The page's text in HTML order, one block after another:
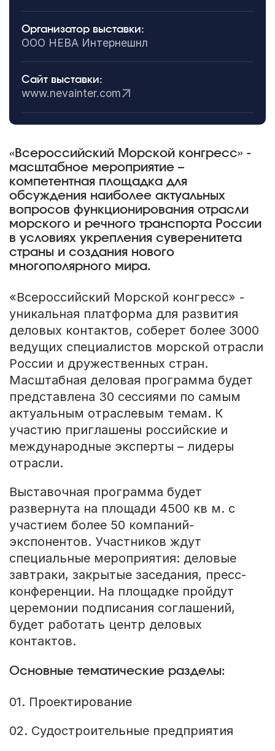
Организатор выставки:
ООО НЕВА Интернешнл
Сайт выставки:
www.nevainter.com
«Всероссийский Морской конгресс» -
масштабное мероприятие –
компетентная площадка для
обсуждения наиболее актуальных
вопросов функционирования отрасли
морского и речного транспорта России
в условиях укрепления суверенитета
страны и создания нового
многополярного мира.
«Всероссийский Морской конгресс» -
уникальная платформа для развития
деловых контактов, соберет более 3000
ведущих специалистов морской отрасли
России и дружественных стран.
Масштабная деловая программа будет
представлена 30 сессиями по самым
актуальным отраслевым темам. К
участию приглашены российские и
международные эксперты – лидеры
отрасли.
Выставочная программа будет
развернута на площади 4500 кв м. с
участием более 50 компаний-
экспонентов. Участников ждут
специальные мероприятия: деловые
завтраки, закрытые заседания, пресс-
конференции. На площадке пройдут
церемонии подписания соглашений,
будет работать центр деловых
контактов.
Основные тематические разделы:
01. Проектирование
02. Судостроительные предприятия